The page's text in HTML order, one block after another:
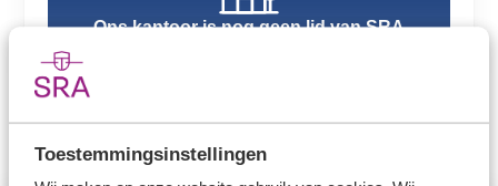
Toestemmingsinstellingen
Ons kantoor is nog geen lid van SRA